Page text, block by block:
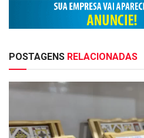
POSTAGENS RELACIONADAS